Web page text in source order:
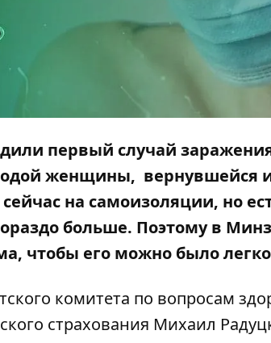
первый случай
женщины, вернувшейся
на самоизоляции, но
больше. Поэтому в
чтобы его можно было легко
комитета по вопросам
страхования Михаил